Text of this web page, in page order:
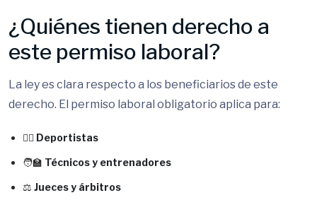
¿Quiénes tienen derecho a
este permiso laboral?
La ley es clara respecto a los beneficiarios de este
derecho. El permiso laboral obligatorio aplica para:
🏃‍♂️ Deportistas
🧑‍🏫 Técnicos y entrenadores
⚖️ Jueces y árbitros